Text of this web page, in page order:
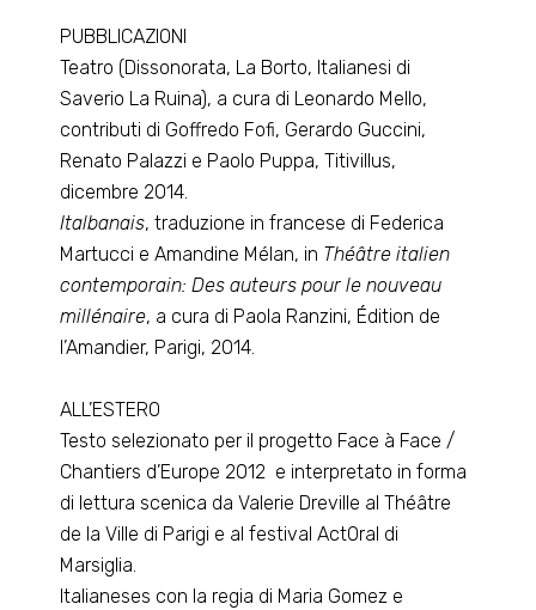
PUBBLICAZIONI
Teatro (Dissonorata, La Borto, Italianesi di
Saverio La Ruina), a cura di Leonardo Mello,
contributi di Goffredo Fofi, Gerardo Guccini,
Renato Palazzi e Paolo Puppa, Titivillus,
dicembre 2014.
Italbanais, traduzione in francese di Federica
Martucci e Amandine Mélan, in Théâtre italien
contemporain: Des auteurs pour le nouveau
millénaire, a cura di Paola Ranzini, Édition de
l’Amandier, Parigi, 2014.
ALL’ESTERO
Testo selezionato per il progetto Face à Face /
Chantiers d’Europe 2012 e interpretato in forma
di lettura scenica da Valerie Dreville al Théâtre
de la Ville di Parigi e al festival ActOral di
Marsiglia.
Italianeses con la regia di Maria Gomez e